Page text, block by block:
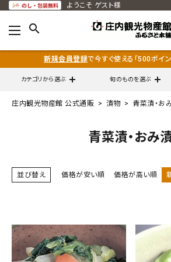
ようこそ ゲスト様
search
新規会員登録で今すぐ使える「500ポイン
カテゴリから選ぶ 旬のものを選ぶ
schedule 通販営業時間 - 平日9:00～12:00
ようこそ ゲスト 様
庄内観光物産館 公式通販 漬物 青菜漬・お
青菜漬・おみ
並び替え 価格が安い順 価格が高い順